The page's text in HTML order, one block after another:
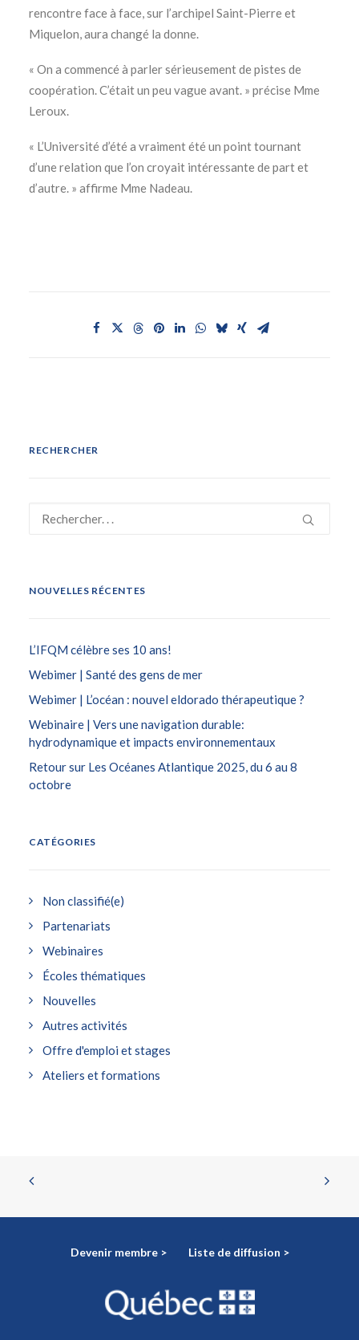
rencontre face à face, sur l’archipel Saint-Pierre et
Miquelon, aura changé la donne.
« On a commencé à parler sérieusement de pistes de
coopération. C’était un peu vague avant. » précise Mme
Leroux.
« L’Université d’été a vraiment été un point tournant
d’une relation que l’on croyait intéressante de part et
d’autre. » affirme Mme Nadeau.
RECHERCHER
NOUVELLES RÉCENTES
L’IFQM célèbre ses 10 ans!
Webimer | Santé des gens de mer
Webimer | L’océan : nouvel eldorado thérapeutique ?
Webinaire | Vers une navigation durable:
hydrodynamique et impacts environnementaux
Retour sur Les Océanes Atlantique 2025, du 6 au 8
octobre
CATÉGORIES
Non classifié(e)
Partenariats
Webinaires
Écoles thématiques
Nouvelles
Autres activités
Offre d'emploi et stages
Ateliers et formations
Devenir membre > Liste de diffusion >